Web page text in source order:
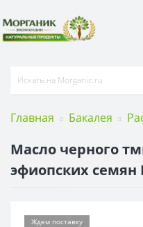
Главная Бакалея
Масло черного
эфиопских семян
Ждем поставку